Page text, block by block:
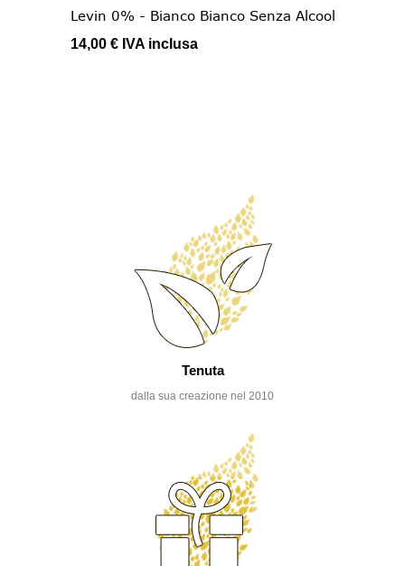
Levin 0% - Bianco Bianco Senza Alcool
14,00 € IVA inclusa
Tenuta
dalla sua creazione nel 2010